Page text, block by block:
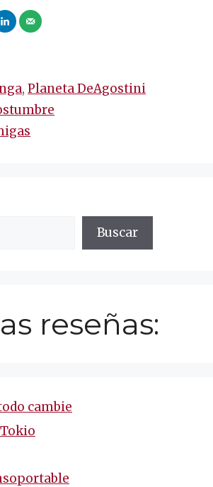
,Planeta DeAgostini
Buscar
reseñas:
cambie